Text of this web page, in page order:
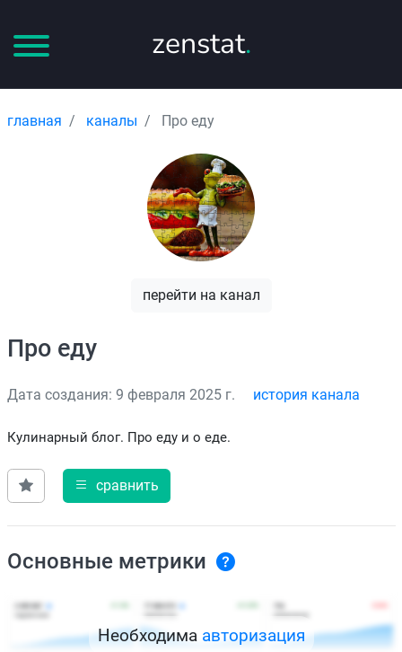
zenstat.
главная каналы Про еду
перейти на канал
Про еду
Дата создания: 9 февраля 2025 г. история канала
Кулинарный блог. Про еду и о еде.
сравнить
Основные метрики
Необходима авторизация